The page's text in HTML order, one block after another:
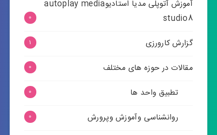
آموزش آتوپلی مدیا استادیوautoplay media
studio8
0
گزارش کارورزی 1
مقالات در حوزه های مختلف 0
تطبیق واحد ها 0
روانشناسی وآموزش وپرورش 0